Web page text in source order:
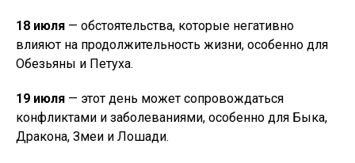
18 июля — обстоятельства, которые негативно
влияют на продолжительность жизни, особенно для
Обезьяны и Петуха.
19 июля — этот день может сопровождаться
конфликтами и заболеваниями, особенно для Быка,
Дракона, Змеи и Лошади.